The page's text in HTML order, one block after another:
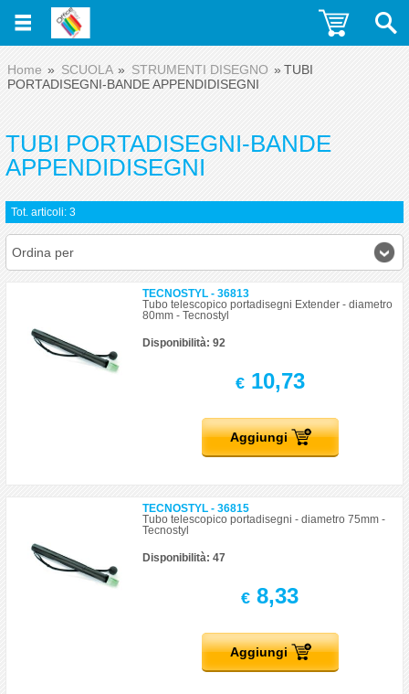
Home SCUOLA STRUMENTI DISEGNO
TUBI
PORTADISEGNI-BANDE APPENDIDISEGNI
TUBI PORTADISEGNI-BANDE
APPENDIDISEGNI
Tot. articoli: 3
Ordina per
TECNOSTYL - 36813
Tubo telescopico portadisegni Extender - diametro
80mm - Tecnostyl
Disponibilità: 92
€10,73
Aggiungi
TECNOSTYL - 36815
Tubo telescopico portadisegni - diametro 75mm -
Tecnostyl
Disponibilità: 47
€ 8,33
Aggiungi